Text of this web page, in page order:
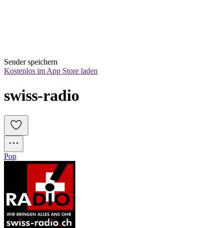
Sender speichern
Kostenlos im App Store laden
swiss-radio
Pop